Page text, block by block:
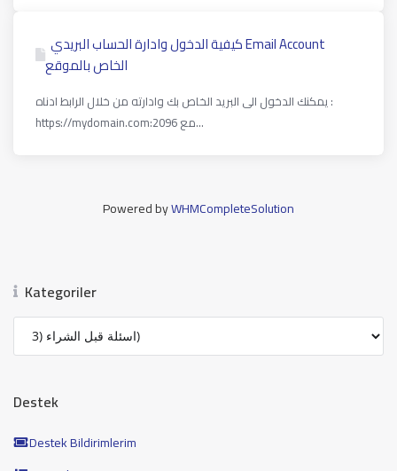
Kategoriler
Destek
Destek Bildirimlerim
الخاص بالموقع
يمكنك الدخول الى البريد الخاص بك وادارته من خلال الرابط ادناه :
https://mydomain.com:2096 مع...
Powered byWHMCompleteSolution